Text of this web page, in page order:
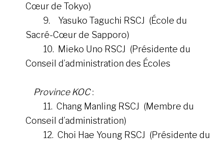
Cœur de Tokyo)
9. Yasuko Taguchi RSCJ (École du
Sacré-Cœur de Sapporo)
10. Mieko Uno RSCJ (Présidente du
Conseil d’administration des Écoles
Province KOC:
11. Chang Manling RSCJ (Membre du
Conseil d’administration)
12. Choi Hae Young RSCJ (Présidente du